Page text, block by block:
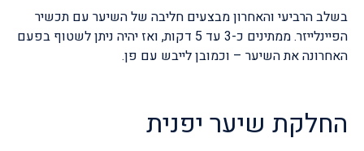
בשלב הרביעי והאחרון מבצעים חליבה של השיער עם תכשיר
הפיינלייזר. ממתינים כ-3 עד 5 דקות, ואז יהיה ניתן לשטוף בפעם
האחרונה את השיער – וכמובן לייבש עם פן.
החלקת שיער יפנית